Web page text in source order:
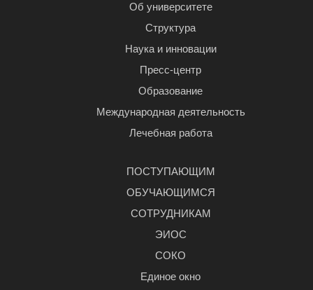
Об университете
Структура
Наука и инновации
Пресс-центр
Образование
Международная деятельность
Лечебная работа
ПОСТУПАЮЩИМ
ОБУЧАЮЩИМСЯ
СОТРУДНИКАМ
ЭИОС
СОКО
Единое окно